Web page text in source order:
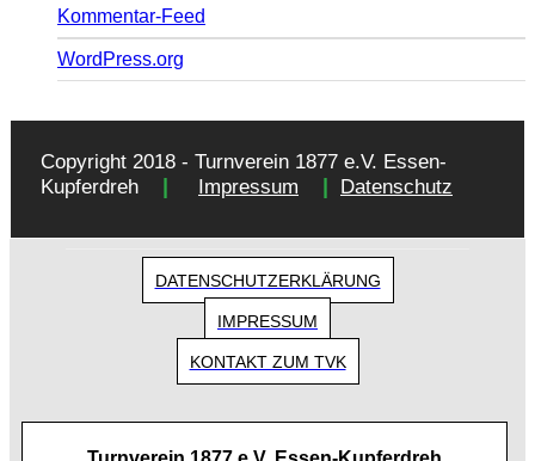
Kommentar-Feed
WordPress.org
Copyright 2018 - Turnverein 1877 e.V. Essen-
Kupferdreh
| Impressum | Datenschutz
DATENSCHUTZERKLÄRUNG
IMPRESSUM
KONTAKT ZUM TVK